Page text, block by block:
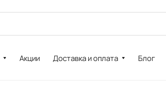
Акции Доставка и оплата Блог